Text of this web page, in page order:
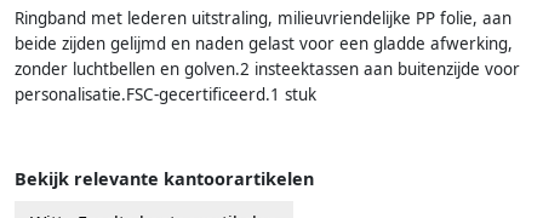
Ringband met lederen uitstraling, milieuvriendelijke PP folie, aan
beide zijden gelijmd en naden gelast voor een gladde afwerking,
zonder luchtbellen en golven.2 insteektassen aan buitenzijde voor
personalisatie.FSC-gecertificeerd.1 stuk
Bekijk relevante kantoorartikelen